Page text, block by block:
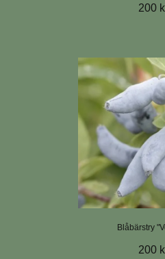
200
Blåbärstry
200